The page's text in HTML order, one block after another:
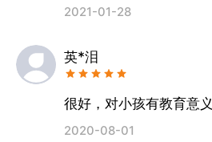
2021-01-28
英*泪
很好，对小孩有教育意义
2020-08-01